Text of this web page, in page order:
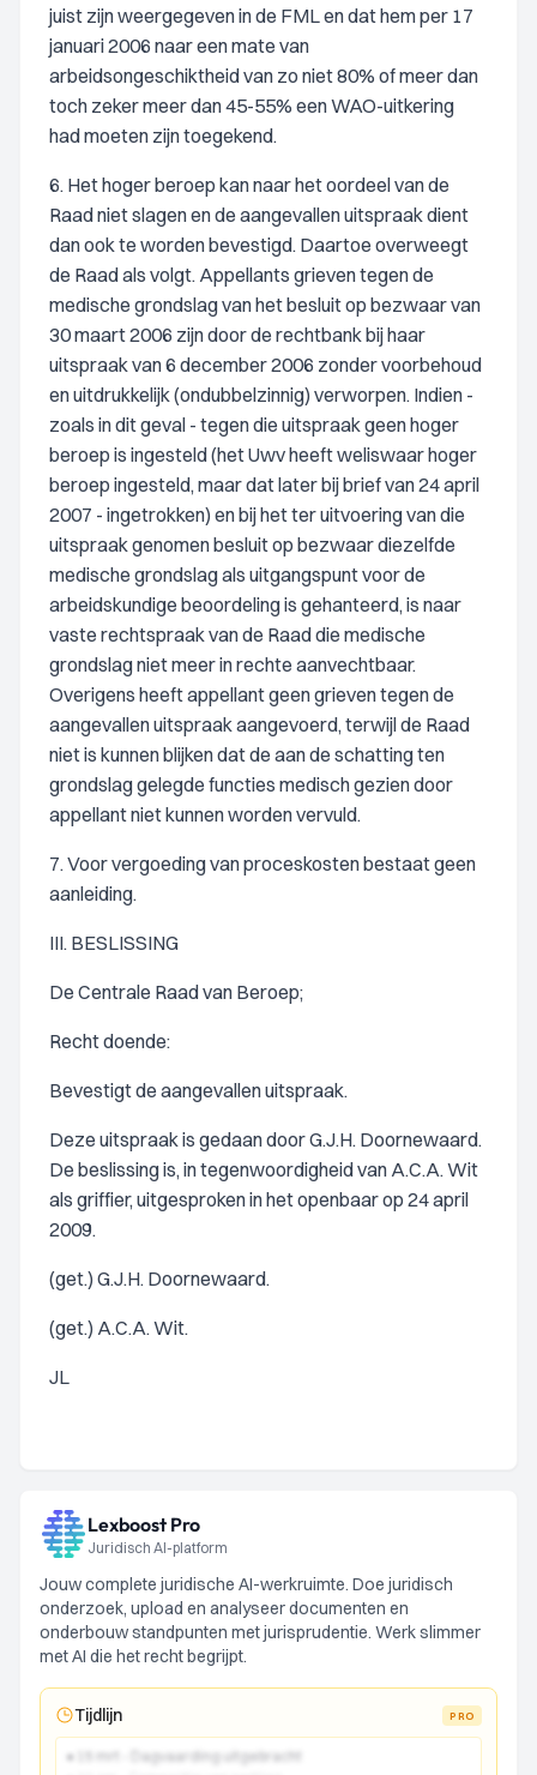
juist zijn weergegeven in de FML en dat hem per 17
januari 2006 naar een mate van
arbeidsongeschiktheid van zo niet 80% of meer dan
toch zeker meer dan 45-55% een WAO-uitkering
had moeten zijn toegekend.
6. Het hoger beroep kan naar het oordeel van de
Raad niet slagen en de aangevallen uitspraak dient
dan ook te worden bevestigd. Daartoe overweegt
de Raad als volgt. Appellants grieven tegen de
medische grondslag van het besluit op bezwaar van
30 maart 2006 zijn door de rechtbank bij haar
uitspraak van 6 december 2006 zonder voorbehoud
en uitdrukkelijk (ondubbelzinnig) verworpen. Indien -
zoals in dit geval - tegen die uitspraak geen hoger
beroep is ingesteld (het Uwv heeft weliswaar hoger
beroep ingesteld, maar dat later bij brief van 24 april
2007 - ingetrokken) en bij het ter uitvoering van die
uitspraak genomen besluit op bezwaar diezelfde
medische grondslag als uitgangspunt voor de
arbeidskundige beoordeling is gehanteerd, is naar
vaste rechtspraak van de Raad die medische
grondslag niet meer in rechte aanvechtbaar.
Overigens heeft appellant geen grieven tegen de
aangevallen uitspraak aangevoerd, terwijl de Raad
niet is kunnen blijken dat de aan de schatting ten
grondslag gelegde functies medisch gezien door
appellant niet kunnen worden vervuld.
7. Voor vergoeding van proceskosten bestaat geen
aanleiding.
III. BESLISSING
De Centrale Raad van Beroep;
Recht doende:
Bevestigt de aangevallen uitspraak.
Deze uitspraak is gedaan door G.J.H. Doornewaard.
De beslissing is, in tegenwoordigheid van A.C.A. Wit
als griffier, uitgesproken in het openbaar op 24 april
2009.
(get.) G.J.H. Doornewaard.
(get.) A.C.A. Wit.
JL
Lexboost Pro
Juridisch AI-platform
Jouw complete juridische AI-werkruimte. Doe juridisch
onderzoek, upload en analyseer documenten en
onderbouw standpunten met jurisprudentie. Werk slimmer
met AI die het recht begrijpt.
Tijdlijn PRO
● 15 mrt - Dagvaarding uitgebracht